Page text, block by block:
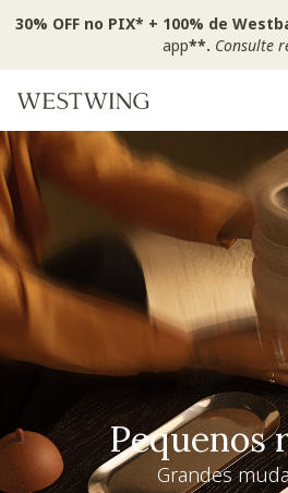
30% OFF no PIX* + 100% de
app**. Consulte
Pequenos
Grandes